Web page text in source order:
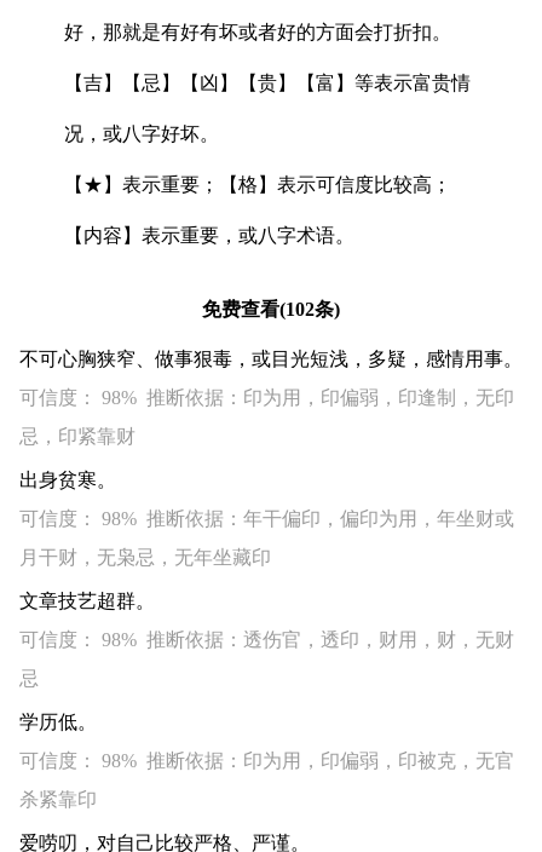
好，那就是有好有坏或者好的方面会打折扣。
【吉】【忌】【凶】【贵】【富】等表示富贵情
况，或八字好坏。
【★】表示重要；【格】表示可信度比较高；
【内容】表示重要，或八字术语。
免费查看(102条)
不可心胸狭窄、做事狠毒，或目光短浅，多疑，感情用事。
可信度： 98% 推断依据：印为用，印偏弱，印逢制，无印
忌，印紧靠财
出身贫寒。
可信度： 98% 推断依据：年干偏印，偏印为用，年坐财或
月干财，无枭忌，无年坐藏印
文章技艺超群。
可信度： 98% 推断依据：透伤官，透印，财用，财，无财
忌
学历低。
可信度： 98% 推断依据：印为用，印偏弱，印被克，无官
杀紧靠印
爱唠叨，对自己比较严格、严谨。